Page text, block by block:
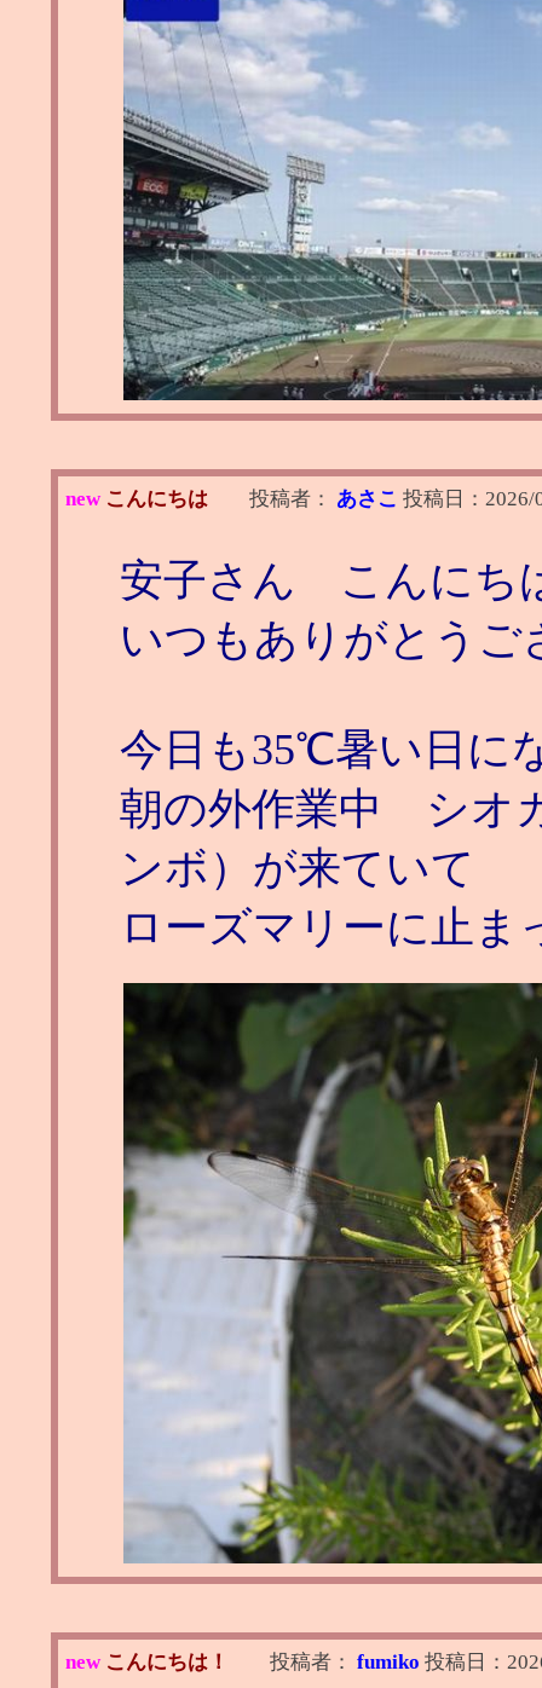
new こんにちは 投稿者： あさこ 投稿日： 2026/
安子さん こんにち
いつもありがとうご
今日も35℃暑い日に
朝の外作業中 シオ
ンボ）が来ていて
ローズマリーに止ま
new こんにちは！ 投稿者： fumiko 投稿日：